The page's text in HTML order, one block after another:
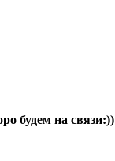
будем на связи:))